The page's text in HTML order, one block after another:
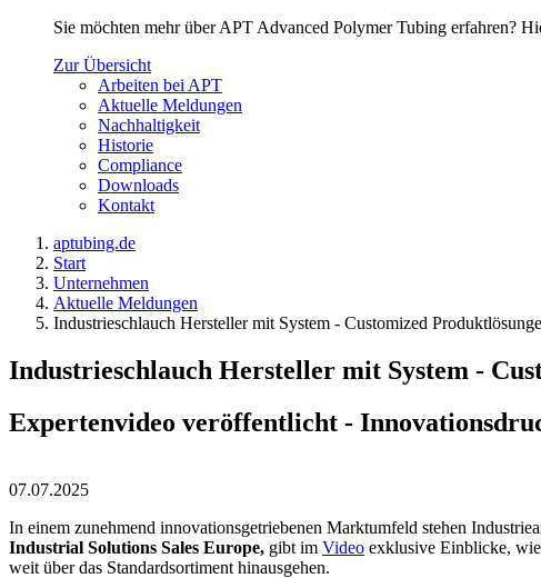
Sie möchten mehr über APT Advanced Polymer Tubing erfahren?
Zur Übersicht
Arbeiten bei APT
Aktuelle Meldungen
Nachhaltigkeit
Historie
Compliance
Downloads
Kontakt
aptubing.de
Start
Unternehmen
Aktuelle Meldungen
Industrieschlauch Hersteller mit System - Customized
Industrieschlauch Hersteller mit System -
Expertenvideo veröffentlicht -
07.07.2025
In einem zunehmend innovationsgetriebenen Marktumfeld stehen
Industrial Solutions Sales Europe, gibt im Video exklusive Einblicke, wie
weit über das Standardsortiment hinausgehen.